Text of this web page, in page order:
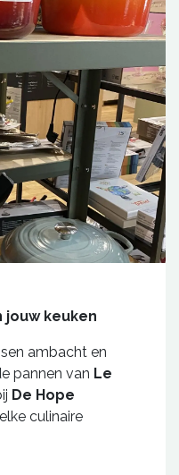
keuken
ambacht en
pannen van Le
De Hope
culinaire